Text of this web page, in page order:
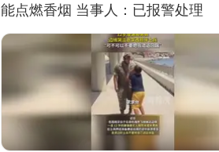
能点燃香烟 当事人：已报警处理